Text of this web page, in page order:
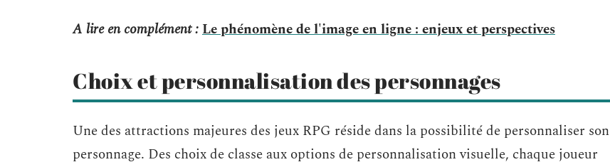
A lire en complément :Le phénomène de l'image en ligne : enjeux et perspectives
Choix et personnalisation des personnages
Une des attractions majeures des jeux RPG réside dans la possibilité de personnaliser son
personnage. Des choix de classe aux options de personnalisation visuelle, chaque joueur